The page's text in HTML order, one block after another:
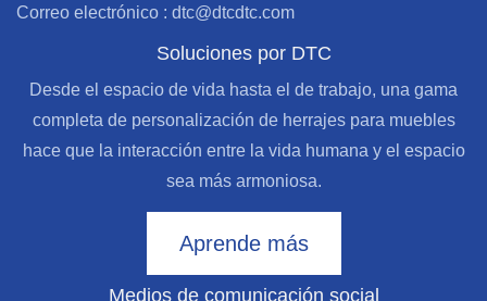
Correo electrónico : dtc@dtcdtc.com
Soluciones por DTC
Desde el espacio de vida hasta el de trabajo, una gama
completa de personalización de herrajes para muebles
hace que la interacción entre la vida humana y el espacio
sea más armoniosa.
Aprende más
Medios de comunicación social